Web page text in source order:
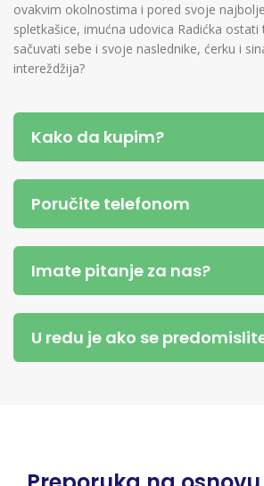
ovakvim okolnostima i pored svoje
spletkašice, imućna udovica Radićka ostati
sačuvati sebe i svoje naslednike, ćerku i
intereždžija?
Kako da kupim?
Poručite telefonom
Imate pitanje za nas?
U redu je ako se